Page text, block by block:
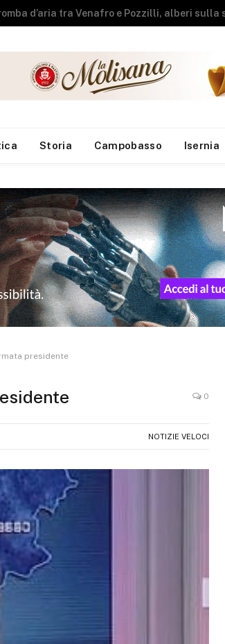
rimessa agricola, messi in salvo gli animali
Storia Campobasso Isernia
presidente
0
NOTIZIE VELOCI